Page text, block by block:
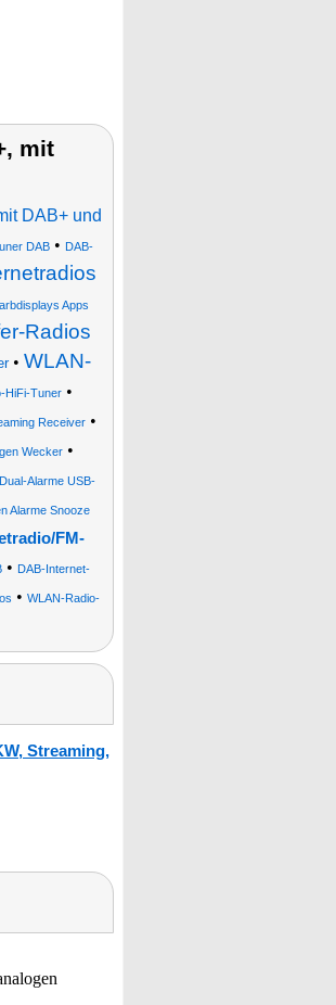
mit
DAB+ und
DAB • DAB-
Apps
Radios
• WLAN-
HiFi-Tuner•
Receiver •
Wecker •
Alarme USB-
Alarme Snooze
FM-
• DAB-Internet-
• WLAN-Radio-
Streaming,